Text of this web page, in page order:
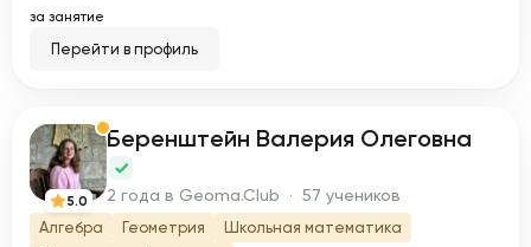
за занятие
Перейти в профиль
Б
5.0
Беренштейн Валерия Олеговна
2 года в Geoma.Club · 57 учеников
Алгебра Геометрия
Школьная математика